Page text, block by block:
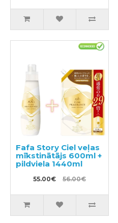
Fafa Story Ciel veļas
mīkstinātājs 600ml +
pildviela 1440ml
55.00€ 56.00€